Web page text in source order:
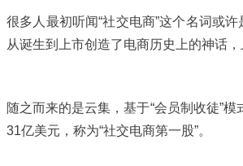
很多人最初听闻“社交电商”这个名词或
从诞生到上市创造了电商历史上的神话
随之而来的是云集，基于“会员制收徒”
31亿美元，称为“社交电商第一股”。